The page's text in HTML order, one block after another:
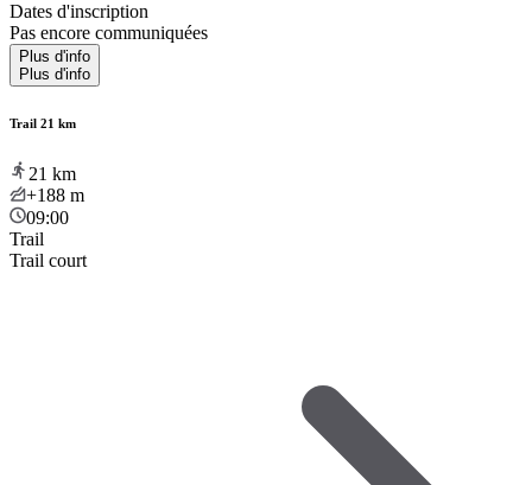
Dates d'inscription
Pas encore communiquées
Plus d'info
Plus d'info
Trail 21 km
21 km
+188 m
09:00
Trail
Trail court